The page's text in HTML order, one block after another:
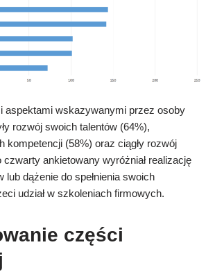
aspektami wskazywanymi przez osoby
rozwój swoich talentów (64%),
kompetencji (58%) oraz ciągły rozwój
ankietowany wyróżniał realizację
lub dążenie do spełnienia swoich
udział w szkoleniach firmowych.
części